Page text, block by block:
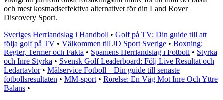
och mest kostnadseffektiva alternativet för din Land Rover
Discovery Sport.
Sveriges Herrlandslag i Handboll • Golf på TV: Din guide till att
följa golf på TV • Välkommen till JD Sport Sverige • Boxning:
Regler, Termer och Fakta • Spaniens Herrlandslag i Fotboll • Styrka
och Inre Styrka • Svensk Golf Leaderboard: Följ Live Resultat och
Ledartavlor• Målservice Fotboll – Din guide till senaste
fotbollsresultaten • MM-sport • Rörelse: En Väg Mot Inre Och Yttre
Balans •